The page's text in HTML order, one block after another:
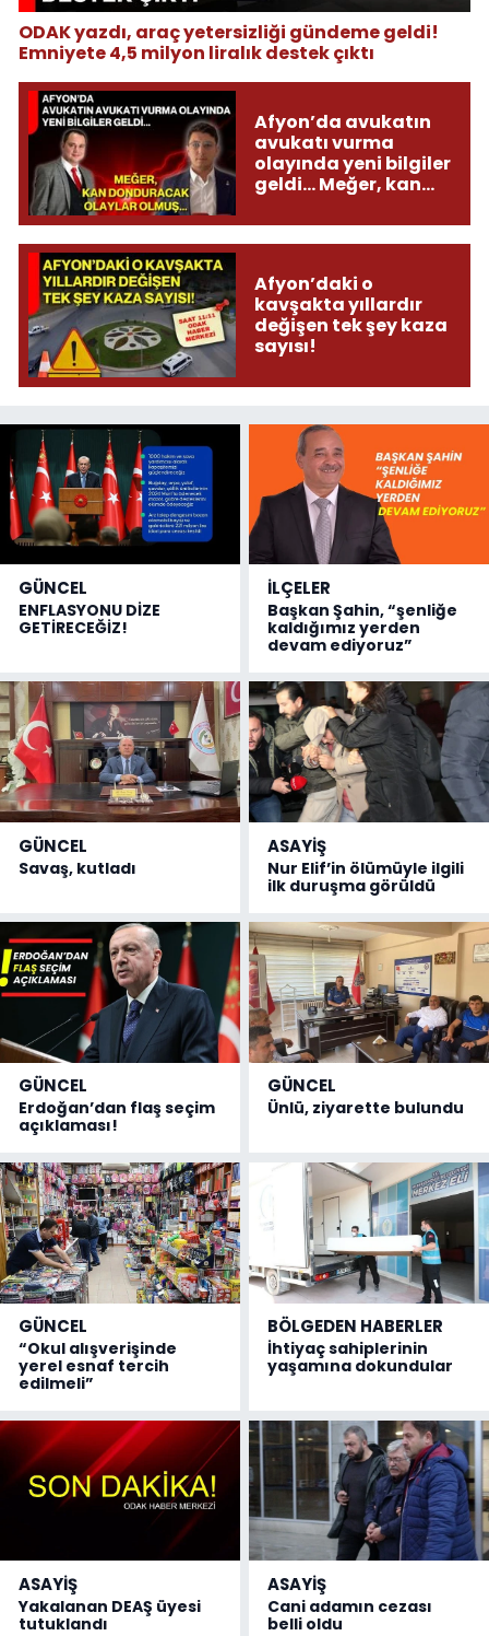
ODAK yazdı, araç yetersizliği gündeme geldi!
Emniyete 4,5 milyon liralık destek çıktı
Afyon’da avukatın
avukatı vurma
olayında yeni bilgiler
geldi... Meğer, kan
olmuş...
Afyon’daki o
kavşakta yıllardır
değişen tek şey kaza
sayısı!
GÜNCEL
ENFLASYONU DİZE
GETİRECEĞİZ!
İLÇELER
Başkan Şahin, “şenliğe
kaldığımız yerden
devam ediyoruz”
GÜNCEL
Savaş, kutladı
ASAYİŞ
Nur Elif’in ölümüyle ilgili
ilk duruşma görüldü
GÜNCEL
Erdoğan’dan flaş seçim
açıklaması!
GÜNCEL
Ünlü, ziyarette bulundu
GÜNCEL
“Okul alışverişinde
yerel esnaf tercih
edilmeli”
BÖLGEDEN HABERLER
İhtiyaç sahiplerinin
yaşamına dokundular
ASAYİŞ
Yakalanan DEAŞ üyesi
tutuklandı
ASAYİŞ
Cani adamın cezası
belli oldu